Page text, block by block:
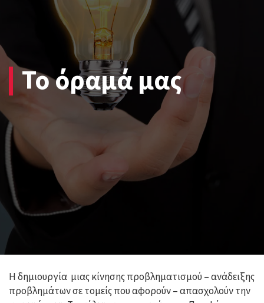
Το όραμά μας
Η δημιουργία μιας κίνησης προβληματισμού – ανάδειξης
προβλημάτων σε τομείς που αφορούν – απασχολούν την